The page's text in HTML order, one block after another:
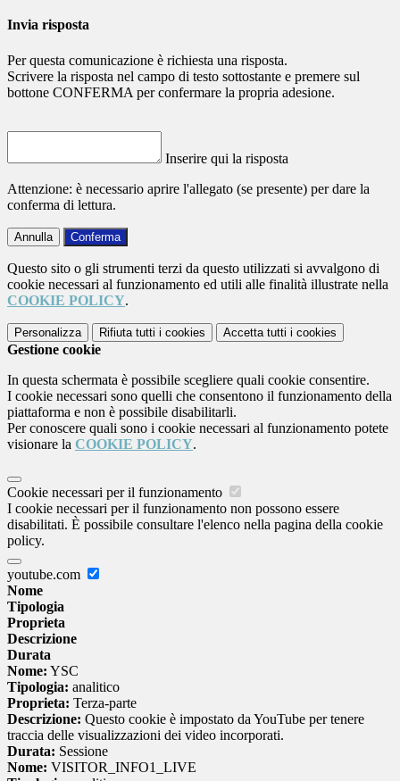
Invia risposta
Per questa comunicazione è richiesta una risposta.
Scrivere la risposta nel campo di testo sottostante e premere sul
bottone CONFERMA per confermare la propria adesione.
Inserire qui la risposta
Attenzione: è necessario aprire l'allegato (se presente) per dare la
conferma di lettura.
Annulla Conferma
Questo sito o gli strumenti terzi da questo utilizzati si avvalgono di
cookie necessari al funzionamento ed utili alle finalità illustrate nella
COOKIE POLICY.
Personalizza Rifiuta tutti i cookies Accetta tutti i cookies
Gestione cookie
In questa schermata è possibile scegliere quali cookie consentire.
I cookie necessari sono quelli che consentono il funzionamento della
piattaforma e non è possibile disabilitarli.
Per conoscere quali sono i cookie necessari al funzionamento potete
visionare la COOKIE POLICY.
Cookie necessari per il funzionamento
I cookie necessari per il funzionamento non possono essere
disabilitati. È possibile consultare l'elenco nella pagina della cookie
policy.
youtube.com
Nome
Tipologia
Proprieta
Descrizione
Durata
Nome: YSC
Tipologia: analitico
Proprieta: Terza-parte
Descrizione: Questo cookie è impostato da YouTube per tenere
traccia delle visualizzazioni dei video incorporati.
Durata: Sessione
Nome: VISITOR_INFO1_LIVE